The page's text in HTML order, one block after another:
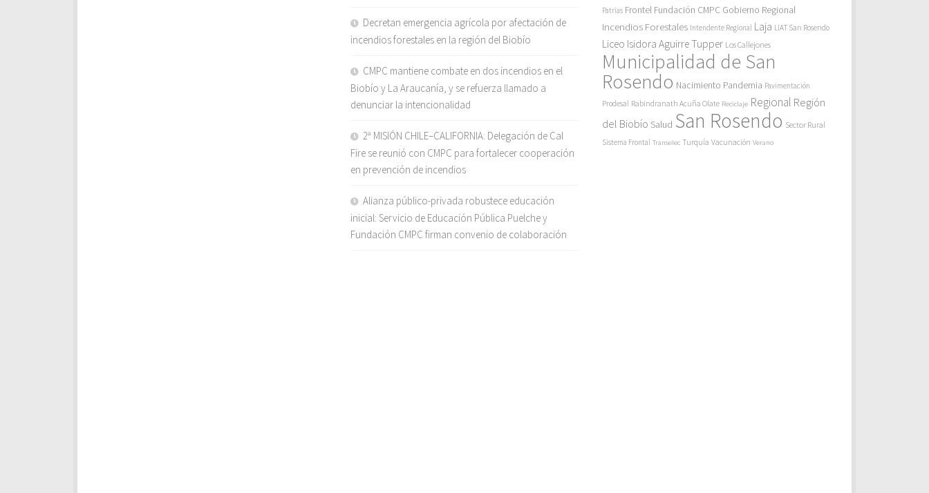
Decretan emergencia agrícola por afectación de
incendios forestales en la región del Biobío
CMPC mantiene combate en dos incendios en el
Biobío y La Araucanía, y se refuerza llamado a
denunciar la intencionalidad
2ª MISIÓN CHILE–CALIFORNIA: Delegación de Cal
Fire se reunió con CMPC para fortalecer cooperación
en prevención de incendios
Alianza público-privada robustece educación
inicial: Servicio de Educación Pública Puelche y
Fundación CMPC firman convenio de colaboración
Patrias Frontel Fundación CMPC Gobierno Regional
Incendios Forestales Intendente Regional Laja LIAT San Rosendo
Liceo Isidora Aguirre Tupper Los Callejones
Municipalidad de San
Rosendo Nacimiento Pandemia Pavimentación
Prodesal Rabindranath Acuña Olate Reciclaje Regional Región
del Biobío Salud San Rosendo Sector Rural
Sistema Frontal Transelec Turquía Vacunación Verano